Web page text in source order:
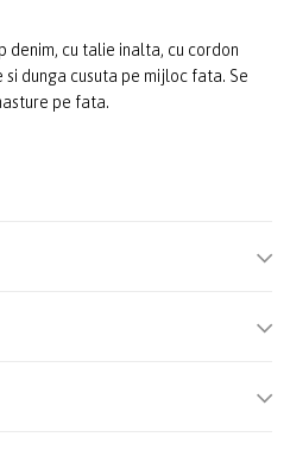
denim, cu talie inalta, cu cordon
dunga cusuta pe mijloc fata. Se
pe fata.